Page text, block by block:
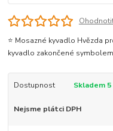
⭐ Mosazné kyvadlo Hvězda
kyvadlo zakončené symbolem
Dostupnost Skladem 5
Nejsme plátci DPH